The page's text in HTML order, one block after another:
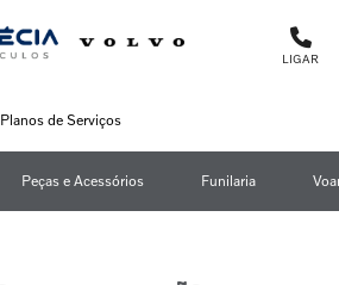
LIGAR
Planos de Serviços
Peças e Acessórios Funilaria